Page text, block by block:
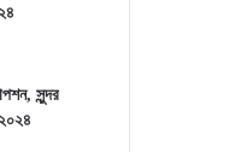
সুন্দর